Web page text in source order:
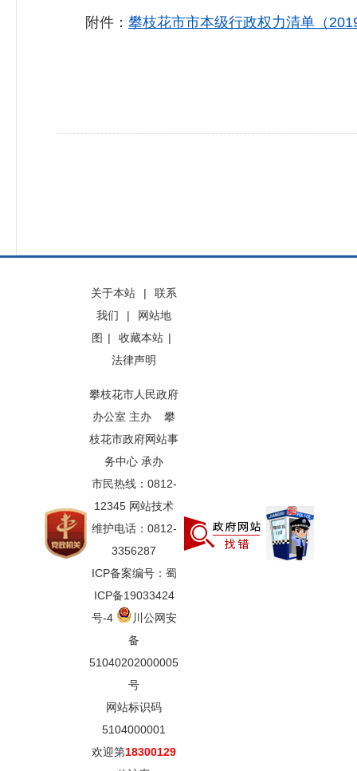
附件： 攀枝花市市本级行政权力清单（
关于本站 |
联系
我们
|
网站地
图 | 收藏本站 |
法律声明
攀枝花市人民政府
办公室 主办 攀
枝花市政府网站事
务中心 承办
市民热线：0812-
12345 网站技术
维护电话：0812-
3356287
ICP备案编号：蜀
ICP备19033424
号-4
川公网安
备
51040202000005
号
网站标识码
5104000001
欢迎第18300129